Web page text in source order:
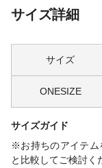
サイズ詳細
サイズ
ONESIZE
サイズガイド
※お持ちのアイテム
と比較してご検討く